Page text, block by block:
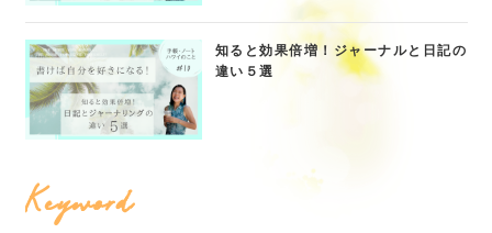
知ると効果倍増！ジャーナルと日記の
違い５選
Keyword